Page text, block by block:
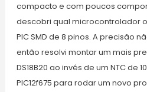
compacto e com poucos
descobri qual microcontrolador
PIC SMD de 8 pinos. A precisão
então resolvi montar um mais
DS18B20 ao invés de um NTC de
PIC12f675 para rodar um novo